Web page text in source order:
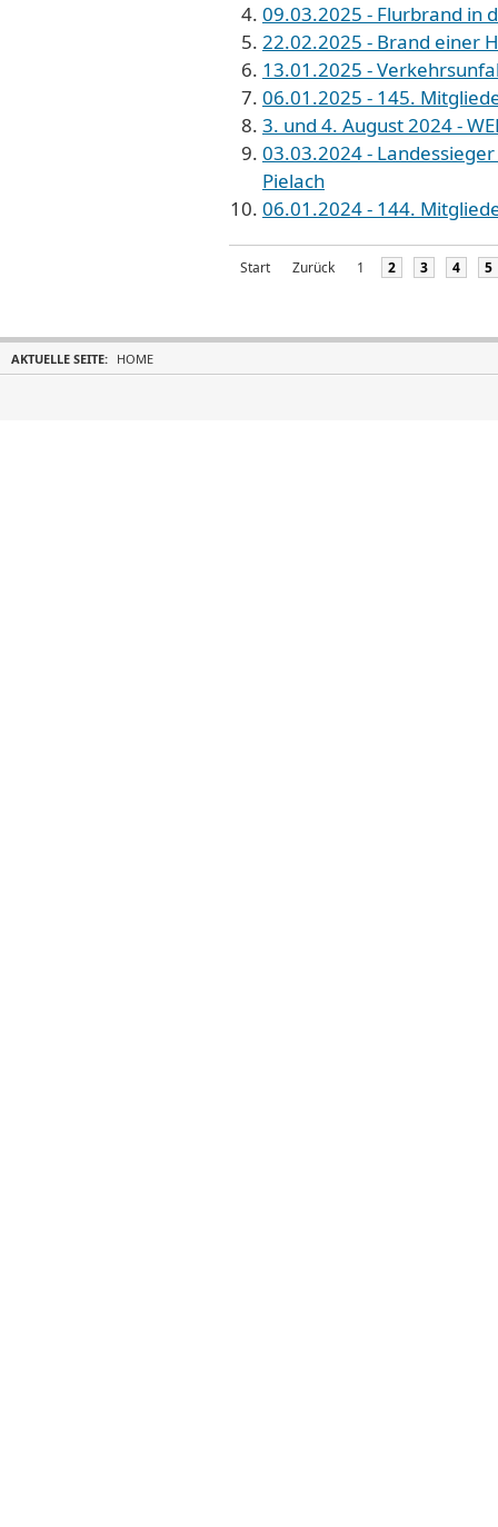
09.03.2025 - Flurbrand in
22.02.2025 - Brand einer
13.01.2025 -
06.01.2025 - 145.
3. und 4. August 2024 -
03.03.2024 -
Pielach
06.01.2024 - 144.
Start Zurück 1 2 3 4 5
AKTUELLE SEITE: HOME